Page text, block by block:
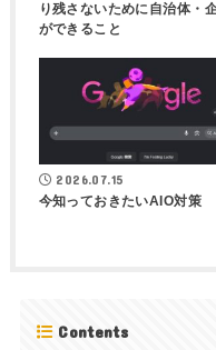
り残さないために自治体・
ができること
2026.07.15
今知っておきたいAIO対策
Contents